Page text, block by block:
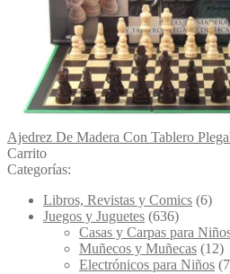
Ajedrez De Madera Con Tablero
Carrito
Categorías:
Libros, Revistas y Comics (6)
Juegos y Juguetes (636)
Casas y Carpas para
Muñecos y Muñecas (12)
Electrónicos para Niños